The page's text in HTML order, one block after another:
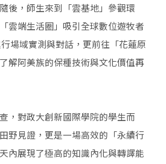
後，師生來到「雲基地」參觀環
雲端生活圈」吸引全球數位遊牧者
場域實測與對話，更前往「花蓮原
解阿美族的保種技術與文化價值再
，對政大創新國際學院的學生而
野見證，更是一場高效的「永續行
內展現了極高的知識內化與轉譯能